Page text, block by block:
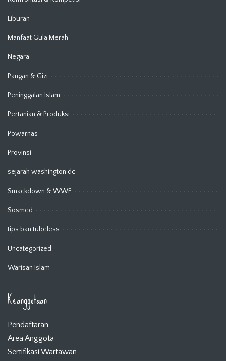
Liburan
Manfaat Gula Merah
Negara
Pangan & Gizi
Peninggalan Islam
Pertanian & Produksi
Powarnas
Provinsi
sejarah washington dc
Smackdown & WWE
Sosmed
tips ban tubeless
Uncategorized
Warisan Islam
Keanggotaan
Pendaftaran
Area Anggota
Sertifikasi Wartawan